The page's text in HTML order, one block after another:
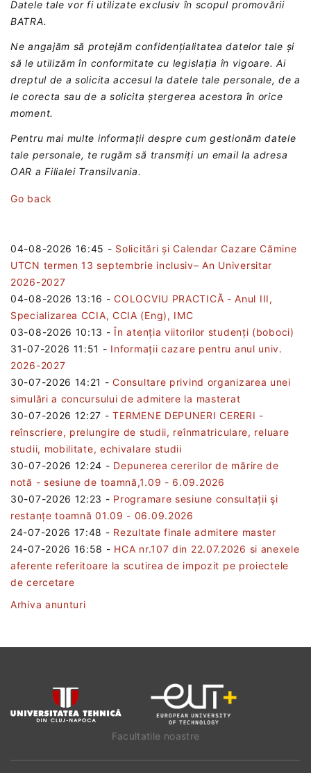
Datele tale vor fi utilizate exclusiv în scopul promovării
BATRA.
Ne angajăm să protejăm confidențialitatea datelor tale și
să le utilizăm în conformitate cu legislația în vigoare. Ai
dreptul de a solicita accesul la datele tale personale, de a
le corecta sau de a solicita ștergerea acestora în orice
moment.
Pentru mai multe informații despre cum gestionăm datele
tale personale, te rugăm să transmiți un email la adresa
OAR a Filialei Transilvania.
Go back
04-08-2026 16:45 - Solicitări și Calendar Cazare Cămine
UTCN termen 13 septembrie inclusiv– An Universitar
2026-2027
04-08-2026 13:16 -COLOCVIU PRACTICĂ - Anul III,
Specializarea CCIA, CCIA (Eng), IMC
03-08-2026 10:13 -În atenția viitorilor studenți (boboci)
31-07-2026 11:51 - Informații cazare pentru anul univ.
2026-2027
30-07-2026 14:21 -Consultare privind organizarea unei
simulări a concursului de admitere la masterat
30-07-2026 12:27 -TERMENE DEPUNERI CERERI -
reînscriere, prelungire de studii, reînmatriculare, reluare
studii, mobilitate, echivalare studii
30-07-2026 12:24 - Depunerea cererilor de mărire de
notă - sesiune de toamnă,1.09 - 6.09.2026
30-07-2026 12:23 - Programare sesiune consultații şi
restanțe toamnă 01.09 - 06.09.2026
24-07-2026 17:48 - Rezultate finale admitere master
24-07-2026 16:58 - HCA nr.107 din 22.07.2026 si anexele
aferente referitoare la scutirea de impozit pe proiectele
de cercetare
Arhiva anunturi
Facultatile noastre